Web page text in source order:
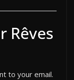
Rêves
to your email.